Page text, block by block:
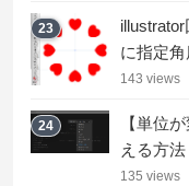
23
に指定角
143 views
24
【単位
える方法
135 views